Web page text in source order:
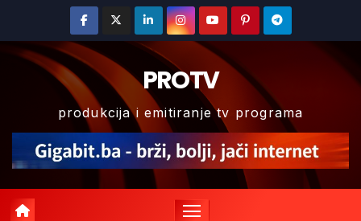
content
PROTV
produkcija i emitiranje tv programa